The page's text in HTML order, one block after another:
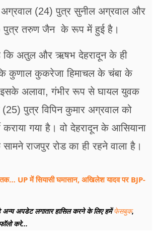
(24) पुत्र सुनील अग्रवाल और
तरुण जैन के रूप में हुई है।
है कि अतुल और ऋषभ देहरादून के ही
कुणाल कुकरेजा हिमाचल के चंबा के
इसके अलावा, गंभीर रूप से घायल युवक
(25) पुत्र विपिन कुमार अग्रवाल को
कराया गया है। वो देहरादून के आसियाना
राजपुर रोड का ही रहने वाला है।
UP में सियासी घमासान, अखिलेश यादव पर BJP-
अपडेट लगातार हासिल करने के लिए हमेंफेसबुक,
करे...